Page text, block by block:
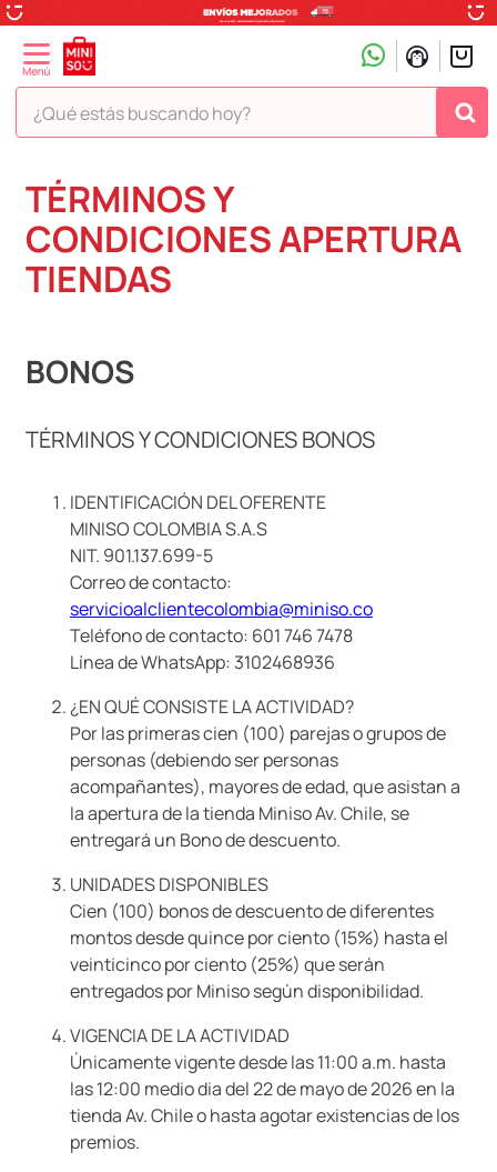
¿Qué estás buscando hoy?
TÉRMINOS Y
CONDICIONES APERTURA
TIENDAS
BONOS
TÉRMINOS Y CONDICIONES BONOS
IDENTIFICACIÓN DEL OFERENTE
MINISO COLOMBIA S.A.S
NIT. 901.137.699-5
Correo de contacto:
servicioalclientecolombia@miniso.co
Teléfono de contacto: 601 746 7478
Línea de WhatsApp: 3102468936
¿EN QUÉ CONSISTE LA ACTIVIDAD?
Por las primeras cien (100) parejas o grupos de
personas (debiendo ser personas
acompañantes), mayores de edad, que asistan a
la apertura de la tienda Miniso Av. Chile, se
entregará un Bono de descuento.
UNIDADES DISPONIBLES
Cien (100) bonos de descuento de diferentes
montos desde quince por ciento (15%) hasta el
veinticinco por ciento (25%) que serán
entregados por Miniso según disponibilidad.
VIGENCIA DE LA ACTIVIDAD
Únicamente vigente desde las 11:00 a.m. hasta
las 12:00 medio dia del 22 de mayo de 2026 en la
tienda Av. Chile o hasta agotar existencias de los
premios.
TÉRMINOS MÁS BUSCADOS
1.
peluche
2.
hello kitty
3.
snoopy
5.
termo
7
termos
llaveros
one piece